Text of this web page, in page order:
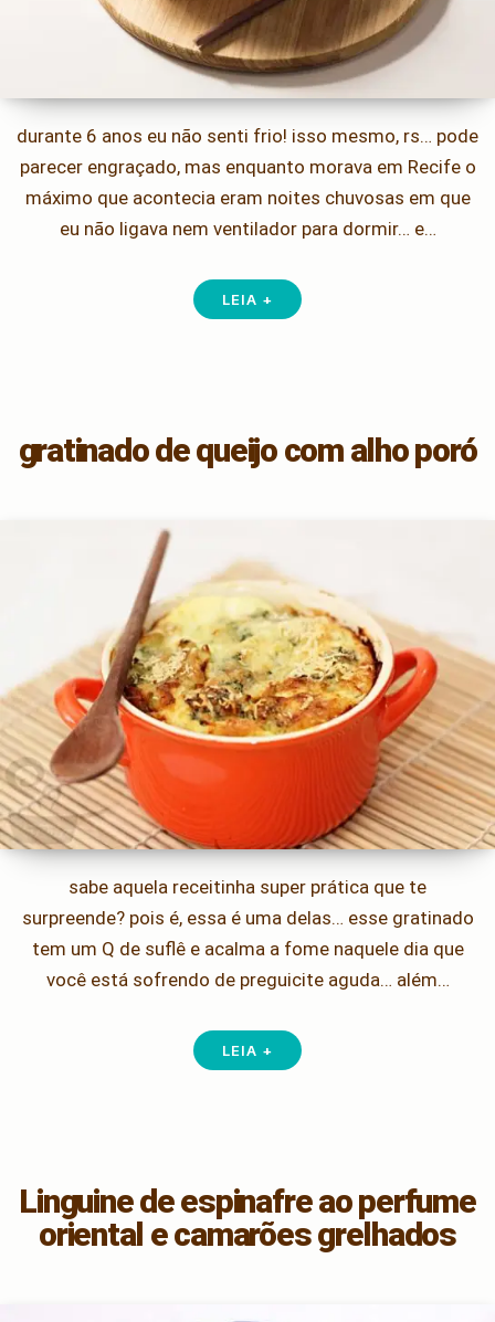
durante 6 anos eu não senti frio! isso mesmo, rs… pode
parecer engraçado, mas enquanto morava em Recife o
máximo que acontecia eram noites chuvosas em que
eu não ligava nem ventilador para dormir… e…
LEIA +
gratinado de queijo com alho poró
sabe aquela receitinha super prática que te
surpreende? pois é, essa é uma delas… esse gratinado
tem um Q de suflê e acalma a fome naquele dia que
você está sofrendo de preguicite aguda… além…
LEIA +
Linguine de espinafre ao perfume
oriental e camarões grelhados